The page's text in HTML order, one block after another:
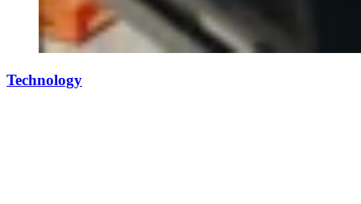
Technology